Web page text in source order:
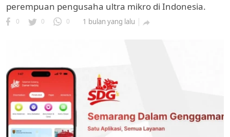
perempuan pengusaha ultra mikro di Indonesia.
0 0 0 1 bulan yang lalu 